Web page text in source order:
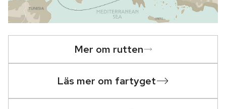
Mer om rutten
Läs mer om fartyget